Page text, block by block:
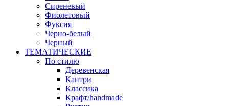
Сиреневый
Фиолетовый
Фуксия
Черно-белый
Черный
ТЕМАТИЧЕСКИЕ
По стилю
Деревенская
Кантри
Классика
Крафт/handmade